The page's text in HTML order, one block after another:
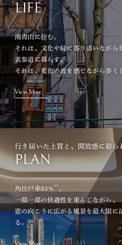
LIFE
南青山に住む。
それは、文化や緑に寄り添いながら
表参道に暮らす。
それは、変化の波を感じながら歩く
View More
行き届いた上質と、開放感に彩ら
PLAN
角住戸率83％ ※1 。
一邸一邸の快適性を重んじながら、
窓の向こうに広がる風景を最大限に
る。